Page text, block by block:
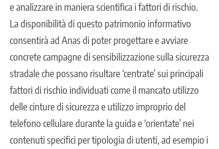
e analizzare in maniera scientifica i fattori di rischio.
La disponibilità di questo patrimonio informativo
consentirà ad Anas di poter progettare e avviare
concrete campagne di sensibilizzazione sulla sicurezza
stradale che possano risultare ‘centrate’ sui principali
fattori di rischio individuati come il mancato utilizzo
delle cinture di sicurezza e utilizzo improprio del
telefono cellulare durante la guida e ‘orientate’ nei
contenuti specifici per tipologia di utenti, ad esempio i